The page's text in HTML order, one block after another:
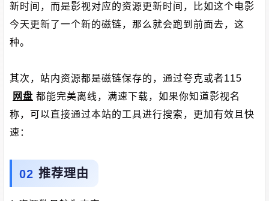
新时间，而是影视对应的资源更新时间，比如这个电影
今天更新了一个新的磁链，那么就会跑到前面去，这
种。
其次，站内资源都是磁链保存的，通过夸克或者115
网盘 都能完美离线，满速下载，如果你知道影视名
称，可以直接通过本站的工具进行搜索，更加有效且快
速：
推荐理由